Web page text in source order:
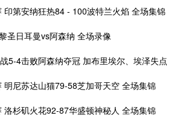
印第安纳狂热84 - 100波特兰火焰 全场集锦
圣日耳曼vs阿森纳 全场录像
5-4击败阿森纳夺冠 加布里埃尔、埃泽失点
明尼苏达山猫79-58芝加哥天空 全场集锦
洛杉矶火花92-87华盛顿神秘人 全场集锦